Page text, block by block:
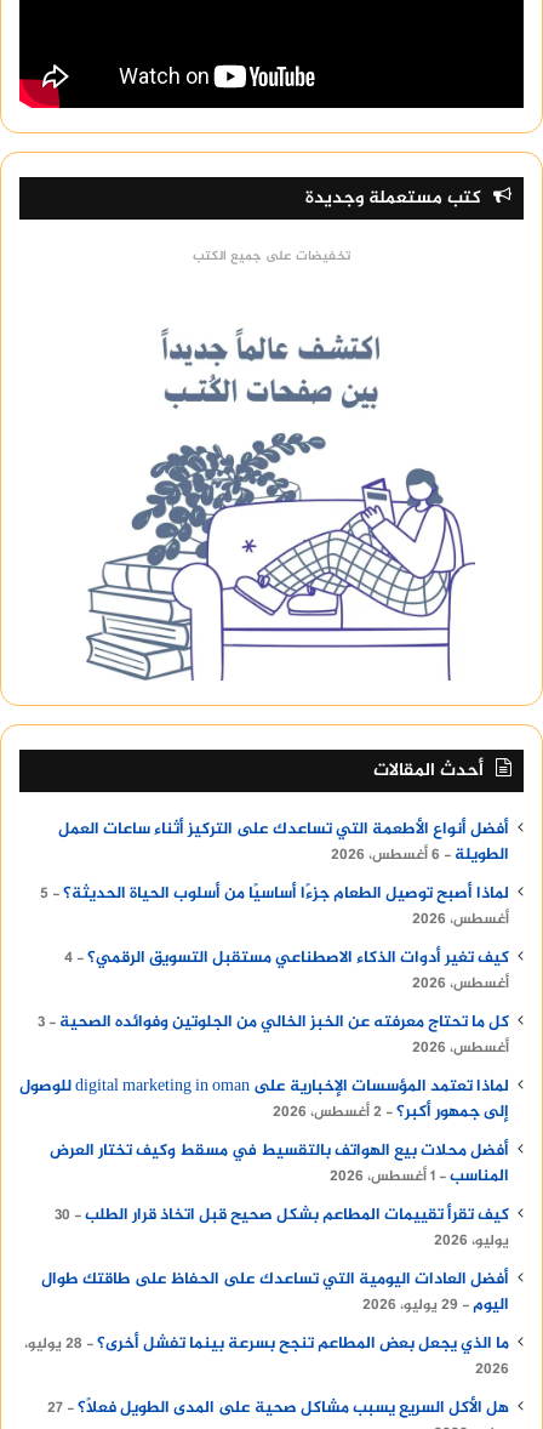
كتب مستعملة وجديدة
تخفيضات على جميع الكتب
أحدث المقالات
أفضل أنواع الأطعمة التي تساعدك على التركيز أثناء ساعات العمل
الطويلة
6 أغسطس، 2026
لماذا أصبح توصيل الطعام جزءًا أساسيًا من أسلوب الحياة الحديثة؟
5
أغسطس، 2026
كيف تغير أدوات الذكاء الاصطناعي مستقبل التسويق الرقمي؟ 4
أغسطس، 2026
كل ما تحتاج معرفته عن الخبز الخالي من الجلوتين وفوائده الصحية
3
أغسطس، 2026
لماذا تعتمد المؤسسات الإخبارية على digital marketing in oman للوصول
إلى جمهور أكبر؟ 2 أغسطس، 2026
أفضل محلات بيع الهواتف بالتقسيط في مسقط وكيف تختار العرض
المناسب 1 أغسطس، 2026
كيف تقرأ تقييمات المطاعم بشكل صحيح قبل اتخاذ قرار الطلب
30
يوليو، 2026
أفضل العادات اليومية التي تساعدك على الحفاظ على طاقتك طوال
اليوم
29 يوليو، 2026
ما الذي يجعل بعض المطاعم تنجح بسرعة بينما تفشل أخرى؟
28 يوليو،
2026
هل الأكل السريع يسبب مشاكل صحية على المدى الطويل فعلًا؟ 27